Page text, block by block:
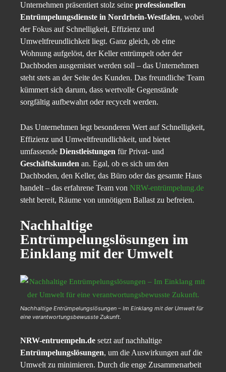
Unternehmen präsentiert stolz seine professionellen
Entrümpelungsdienste in Nordrhein-Westfalen, wobei
der Fokus auf Schnelligkeit, Effizienz und
Umweltfreundlichkeit liegt. Ganz gleich, ob eine
Wohnung aufgelöst, der Keller entrümpelt oder der
Dachboden ausgemistet werden soll – das Unternehmen
steht stets an der Seite des Kunden. Das freundliche Team
kümmert sich darum, dass wertvolle Gegenstände
sorgfältig aufbewahrt oder recycelt werden.
Das Unternehmen legt besonderen Wert auf Schnelligkeit,
Effizienz und Umweltfreundlichkeit, und bietet
umfassende Dienstleistungen für Privat- und
Geschäftskunden an. Egal, ob es sich um den
Dachboden, den Keller, das Büro oder das gesamte Haus
handelt – das erfahrene Team von NRW-entrümpelung.de
steht bereit, Räume von unnötigem Ballast zu befreien.
Nachhaltige
Entrümpelungslösungen im
Einklang mit der Umwelt
Nachhaltige Entrümpelungslösungen – Im Einklang mit der Umwelt für
eine verantwortungsbewusste Zukunft.
NRW-entruempeln.de setzt auf nachhaltige
Entrümpelungslösungen, um die Auswirkungen auf die
Umwelt zu minimieren. Durch die enge Zusammenarbeit